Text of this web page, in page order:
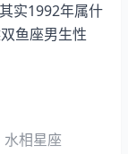
实1992年属什
鱼座男生性
相星座